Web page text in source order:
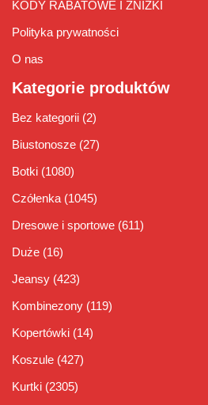
KODY RABATOWE I ZNIŻKI
Polityka prywatności
O nas
Kategorie produktów
Bez kategorii (2)
Biustonosze (27)
Botki (1080)
Czółenka (1045)
Dresowe i sportowe (611)
Duże (16)
Jeansy (423)
Kombinezony (119)
Kopertówki (14)
Koszule (427)
Kurtki (2305)